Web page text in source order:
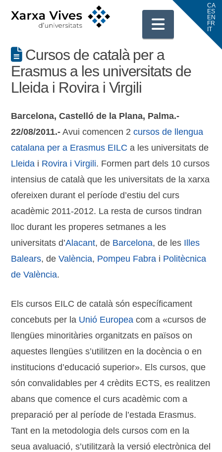
Cursos de català per a
Erasmus a les universitats de
Lleida i Rovira i Virgili
Barcelona, Castelló de la Plana, Palma.-
22/08/2011.- Avui comencen 2cursos de llengua
catalana per a Erasmus EILC a les universitats de
Lleida i Rovira i Virgili. Formen part dels 10 cursos
intensius de català que les universitats de la xarxa
ofereixen durant el període d’estiu del curs
acadèmic 2011-2012. La resta de cursos tindran
lloc durant les properes setmanes a les
universitats d’Alacant, de Barcelona, de les Illes
Balears, deValència, Pompeu Fabra i Politècnica
de València.
Els cursos EILC de català són específicament
concebuts per la Unió Europea com a «cursos de
llengües minoritàries organitzats en països on
aquestes llengües s’utilitzen en la docència o en
institucions d’educació superior». Els cursos, que
són convalidables per 4 crèdits ECTS, es realitzen
abans que comence el curs acadèmic com a
preparació per al període de l’estada Erasmus.
Tant en la metodologia dels cursos com en la
seua avaluació, s’utilitzarà la versió electrònica del